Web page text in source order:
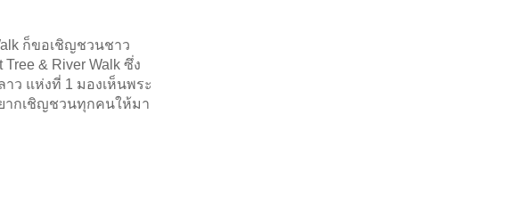
ก็ขอเชิญชวนชาว
& River Walk ซึ่ง
ว แห่งที่ 1 มองเห็นพระ
ากเชิญชวนทุกคนให้มา